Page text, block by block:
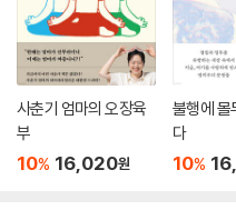
사춘기 엄마의 오장육
부
10% 16,020원
불행에 몰
다
10%